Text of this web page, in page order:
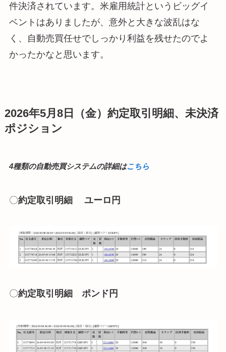
件決済されています。米雇用統計というビッグイ
ベントはありましたが、意外と大きな波乱はな
く、自動売買任せでしっかり利益を残せたのでよ
かったかなと思います。
2026年5月8日（金） 約定取引明細 、未決済
ポジション
4種類の自動売買システムの詳細はこちら
〇約定取引明細ユーロ円
〇約定取引明細ポンド円